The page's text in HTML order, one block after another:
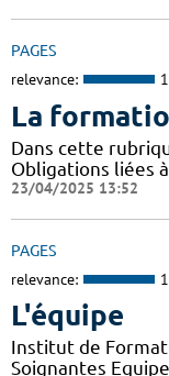
PAGES
relevance:
La
Dans cette
Obligations liées
23/04/2025 13:52
PAGES
relevance:
L'équipe
Institut de
Soignantes